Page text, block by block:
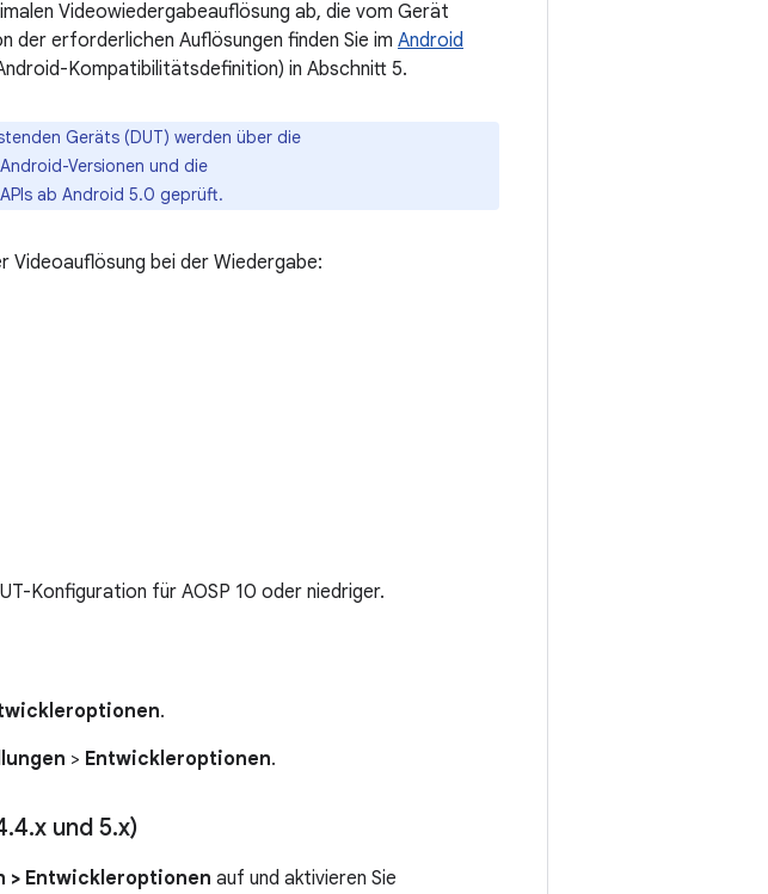
Videowiedergabeauflösung ab, die vom Gerät
erforderlichen Auflösungen finden Sie im Android
Kompatibilitätsdefinition) in Abschnitt 5.
Geräts (DUT) werden über die
Versionen und die
ab Android 5.0 geprüft.
Videoauflösung bei der Wiedergabe:
Konfiguration für AOSP 10 oder niedriger.
.
> Entwickleroptionen.
.4.x und 5.x)
> Entwickleroptionen auf und aktivieren Sie